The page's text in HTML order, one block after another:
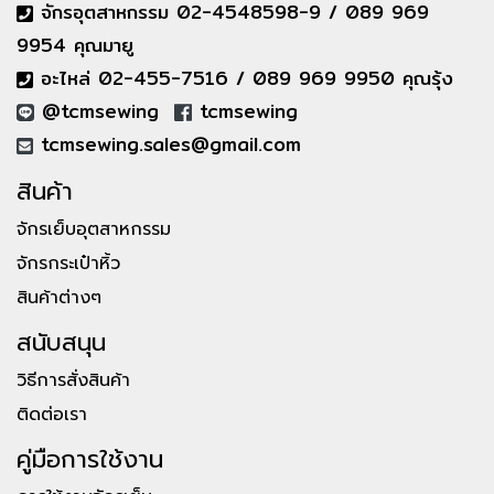
จักรอุตสาหกรรม 02-4548598-9 / 089 969
9954 คุณมายู
อะไหล่ 02-455-7516 / 089 969 9950 คุณรุ้ง
@tcmsewing
tcmsewing
tcmsewing.sales@gmail.com
สินค้า
จักรเย็บอุตสาหกรรม
จักรกระเป๋าหิ้ว
สินค้าต่างๆ
สนับสนุน
วิธีการสั่งสินค้า
ติดต่อเรา
คู่มือการใช้งาน